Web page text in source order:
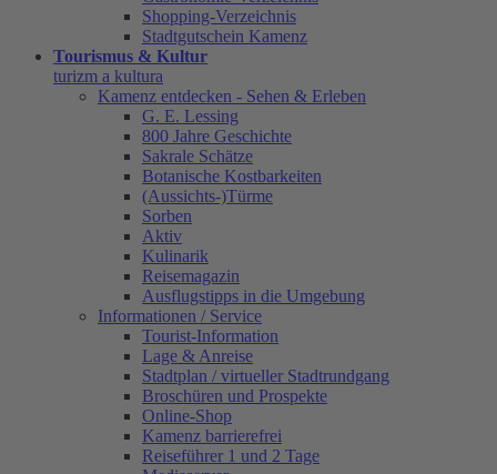
Shopping-Verzeichnis
Stadtgutschein Kamenz
Tourismus & Kultur
turizm a kultura
Kamenz entdecken - Sehen & Erleben
G. E. Lessing
800 Jahre Geschichte
Sakrale Schätze
Botanische Kostbarkeiten
(Aussichts-)Türme
Sorben
Aktiv
Kulinarik
Reisemagazin
Ausflugstipps in die Umgebung
Informationen / Service
Tourist-Information
Lage & Anreise
Stadtplan / virtueller Stadtrundgang
Broschüren und Prospekte
Online-Shop
Kamenz barrierefrei
Reiseführer 1 und 2 Tage